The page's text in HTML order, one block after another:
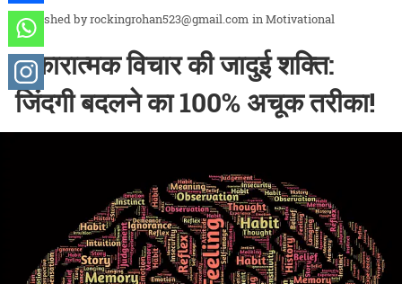
rockingrohan523@gmail.com inMotivational
सकारात्मक विचार की जादुई शक्ति:
जिंदगी बदलने का 100% अचूक तरीका!